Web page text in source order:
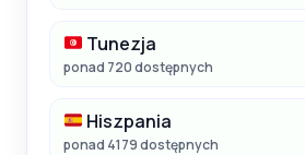
Tunezja
ponad 720 dostępnych
Hiszpania
ponad 4179 dostępnych